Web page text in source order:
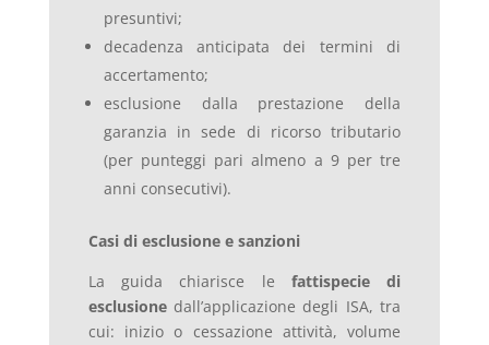
presuntivi;
decadenza anticipata dei termini di
accertamento;
esclusione dalla prestazione della
garanzia in sede di ricorso tributario
(per punteggi pari almeno a 9 per tre
anni consecutivi).
Casi di esclusione e sanzioni
La guida chiarisce lefattispecie di
esclusionedall’applicazione degli ISA, tra
cui: inizio o cessazione attività, volume